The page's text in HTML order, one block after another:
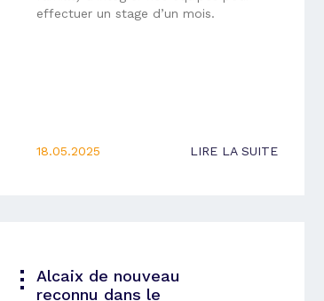
effectuer un stage d’un mois.
18.05.2025 LIRE LA SUITE
Alcaix de nouveau
reconnu dans le